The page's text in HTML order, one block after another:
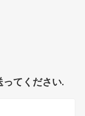
ってください.